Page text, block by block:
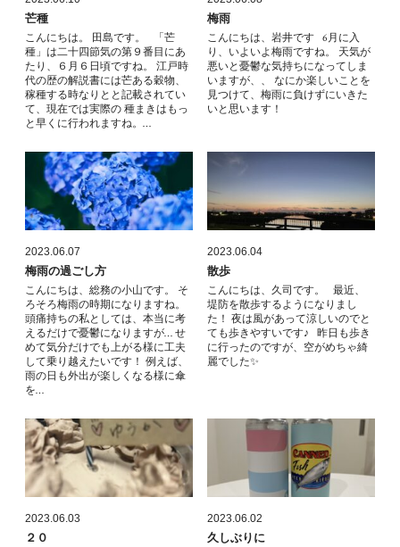
芒種
こんにちは。 田島です。 「芒
種」は二十四節気の第９番目にあ
たり、６月６日頃ですね。 江戸時
代の歴の解説書には芒ある穀物、
稼種する時なりとと記載されてい
て、現在では実際の 種まきはもっ
と早くに行われますね。…
梅雨
こんにちは、岩井です 6月に入
り、いよいよ梅雨ですね。 天気が
悪いと憂鬱な気持ちになってしま
いますが、、 なにか楽しいことを
見つけて、梅雨に負けずにいきた
いと思います！
2023.06.07
梅雨の過ごし方
こんにちは、総務の小山です。 そ
ろそろ梅雨の時期になりますね。
頭痛持ちの私としては、本当に考
えるだけで憂鬱になりますが… せ
めて気分だけでも上がる様に工夫
して乗り越えたいです！ 例えば、
雨の日も外出が楽しくなる様に傘
を…
2023.06.04
散歩
こんにちは、久司です。 最近、
堤防を散歩するようになりまし
た！ 夜は風があって涼しいのでと
ても歩きやすいです♪ 昨日も歩き
に行ったのですが、空がめちゃ綺
麗でした✨
2023.06.03
２０
2023.06.02
久しぶりに